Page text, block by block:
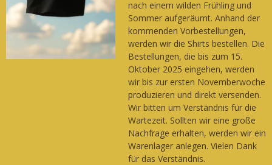
nach einem wilden Frühling und
Sommer aufgeräumt. Anhand der
kommenden Vorbestellungen,
werden wir die Shirts bestellen. Die
Bestellungen, die bis zum 15.
Oktober 2025 eingehen, werden
wir bis zur ersten Novemberwoche
produzieren und direkt versenden.
Wir bitten um Verständnis für die
Wartezeit. Sollten wir eine große
Nachfrage erhalten, werden wir ein
Warenlager anlegen. Vielen Dank
für das Verständnis.